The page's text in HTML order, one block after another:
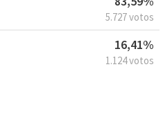
5.727 votos
16,41%
1.124 votos